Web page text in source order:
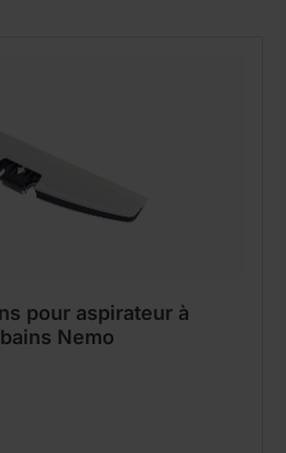
pour aspirateur à
Nemo